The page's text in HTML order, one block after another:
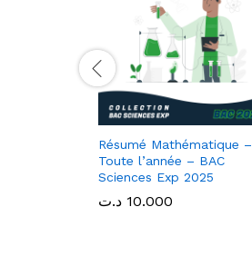
Résumé Mathématique –
Toute l’année – BAC
Sciences Exp 2025
10.000 د.ت 10.000 د.ت